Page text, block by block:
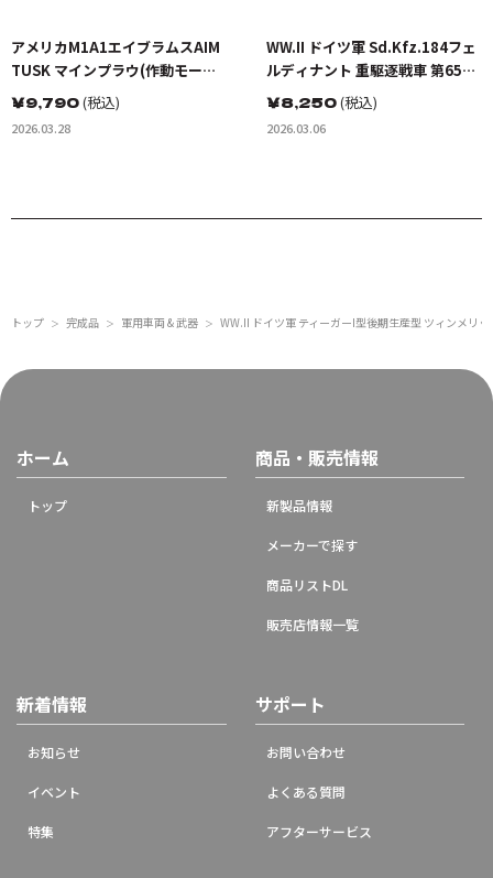
アメリカM1A1エイブラムスAIM
TUSK マインプラウ(作動モード)
迷彩塗装
￥9,790(税込)
2026.03.28
WW.II ドイツ軍 Sd.Kfz.184フェ
ルディナント 重駆逐戦車 第653
重戦車駆逐大隊 322号車 クルス
ク 1943 完成品
￥8,250(税込)
2026.03.06
トップ ＞ 完成品 ＞ 軍用車両 & 武器 ＞ WW.II ドイツ軍 ティーガーI型後期生産型 ツィンメリ
ホーム
トップ
商品・販売情報
新製品情報
メーカーで探す
商品リストDL
販売店情報一覧
新着情報
お知らせ
イベント
特集
サポート
お問い合わせ
よくある質問
アフターサービス